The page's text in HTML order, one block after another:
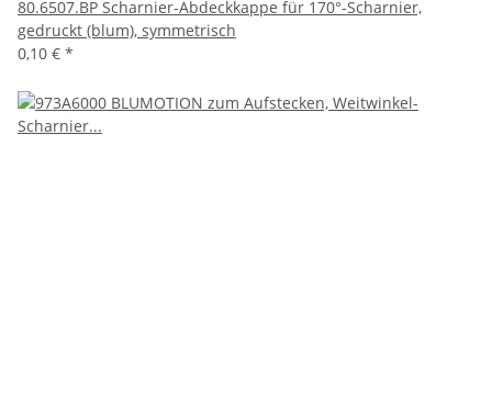
80.6507.BP Scharnier-Abdeckkappe für 170°-Scharnier,
gedruckt (blum), symmetrisch
0,10 € *